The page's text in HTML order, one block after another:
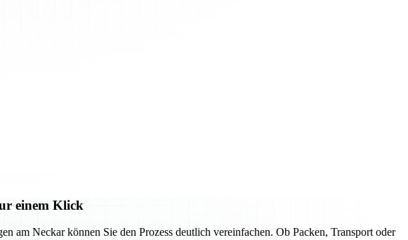
einem Klick
Neckar können Sie den Prozess deutlich vereinfachen. Ob Packen, Transport oder